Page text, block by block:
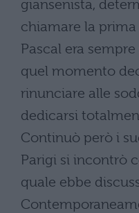
giansenista,
chiamare la prima
Pascal era
quel momento
rinunciare alle
dedicarsi
Continuò però i
Parigi si incontrò
quale ebbe